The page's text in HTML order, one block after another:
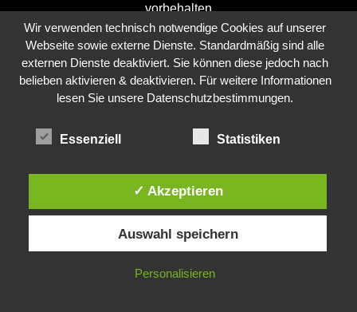
vorbehalten
Webservice– und IT-Agenturaus Wolfsburg
EDV Wolfsburg
Wir verwenden technisch notwendige Cookies auf unserer
Webseite sowie externe Dienste. Standardmäßig sind alle
externen Dienste deaktiviert. Sie können diese jedoch nach
belieben aktivieren & deaktivieren. Für weitere Informationen
lesen Sie unsere Datenschutzbestimmungen.
Essenziell Statistiken
✓ Akzeptieren
Auswahl speichern
Personalisieren